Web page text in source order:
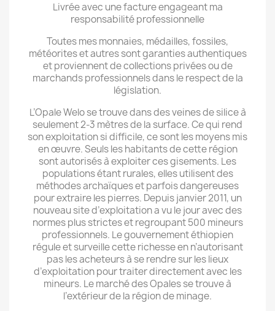
Livrée avec une facture engageant ma
responsabilité professionnelle
Toutes mes monnaies, médailles, fossiles,
météorites et autres sont garanties authentiques
et proviennent de collections privées ou de
marchands professionnels dans le respect de la
législation.
L’Opale Welo se trouve dans des veines de silice à
seulement 2-3 mètres de la surface. Ce qui rend
son exploitation si difficile, ce sont les moyens mis
en œuvre. Seuls les habitants de cette région
sont autorisés à exploiter ces gisements. Les
populations étant rurales, elles utilisent des
méthodes archaïques et parfois dangereuses
pour extraire les pierres. Depuis janvier 2011, un
nouveau site d’exploitation a vu le jour avec des
normes plus strictes et regroupant 500 mineurs
professionnels. Le gouvernement éthiopien
régule et surveille cette richesse en n’autorisant
pas les acheteurs à se rendre sur les lieux
d’exploitation pour traiter directement avec les
mineurs. Le marché des Opales se trouve à
l’extérieur de la région de minage.